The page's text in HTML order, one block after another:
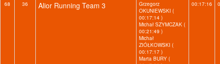
68 36 Alior Running Team 3
Grzegorz
OKUNIEWSKI (
00:17:14 )
Michał SZYMCZAK (
00:21:49 )
Michał
ZIÓŁKOWSKI (
00:17:17 )
Marta BURY (
00:17:16